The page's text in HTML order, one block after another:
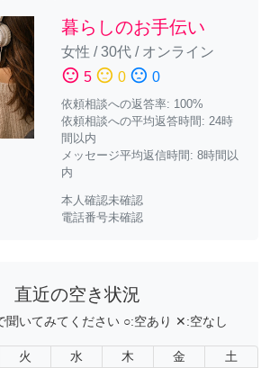
暮らしのお手伝い
女性 /30代/ オンライン
sentiment_satisfied 5 sentiment_neutral 0 sentiment_dissatisfied 0
依頼相談への返答率: 100%
依頼相談への平均返答時間: 24時
間以内
メッセージ平均返信時間: 8時間以
内
本人確認未確認
電話番号未確認
直近の空き状況
聞いてみてください ○:空あり ✕:空なし
火 水 木 金 土